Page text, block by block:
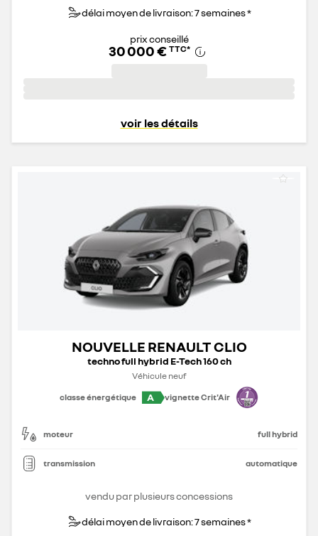
délai moyen de livraison: 7 semaines *
prix conseillé
30 000 € TTC*
voir les détails
NOUVELLE RENAULT CLIO
techno full hybrid E-Tech 160 ch
Véhicule neuf
classe énergétique
A vignette Crit'Air
moteur full hybrid
transmission automatique
vendu par plusieurs concessions
délai moyen de livraison: 7 semaines *